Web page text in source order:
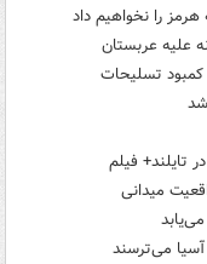
را نخواهیم داد
علیه عربستان
کمبود تسلیحات
میدانی
می‌ترسند